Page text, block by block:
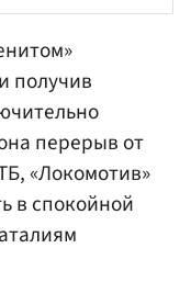
получив
перерыв от
«Локомотив»
в спокойной